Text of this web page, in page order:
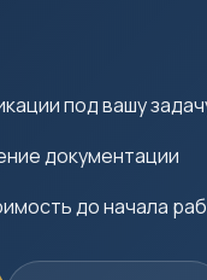
под вашу
документации
до начала